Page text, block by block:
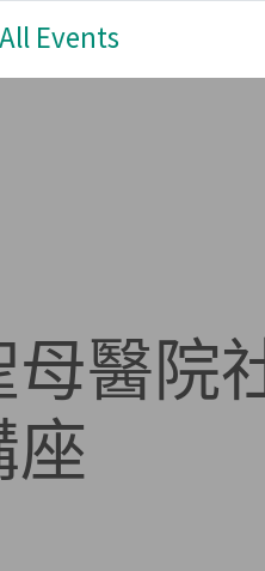
All Events
母醫院
座